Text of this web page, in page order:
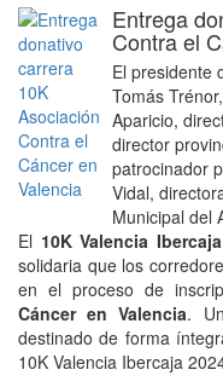
Entrega
Contra el
El presidente
Tomás
Aparicio,
director
patrocinador
Vidal,
Municipal del
El 10K Valencia Ibercaja
solidaria que los
en el proceso de
Cáncer en Valencia.
destinado de forma
10K Valencia Ibercaja